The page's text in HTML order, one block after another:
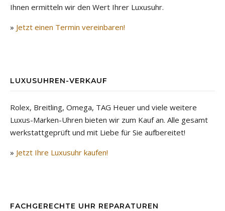
Ihnen ermitteln wir den Wert Ihrer Luxusuhr.
» Jetzt einen Termin vereinbaren!
LUXUSUHREN-VERKAUF
Rolex, Breitling, Omega, TAG Heuer und viele weitere
Luxus-Marken-Uhren bieten wir zum Kauf an. Alle gesamt
werkstattgeprüft und mit Liebe für Sie aufbereitet!
» Jetzt Ihre Luxusuhr kaufen!
FACHGERECHTE UHR REPARATUREN